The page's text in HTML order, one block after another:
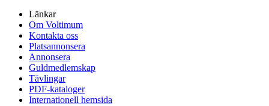
Länkar
Om Voltimum
Kontakta oss
Platsannonsera
Annonsera
Guldmedlemskap
Tävlingar
PDF-kataloger
Internationell hemsida